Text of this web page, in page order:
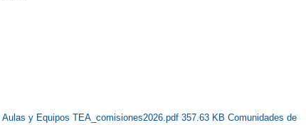
Aulas y Equipos TEA_comisiones2026.pdf 357.63 KB Comunidades de